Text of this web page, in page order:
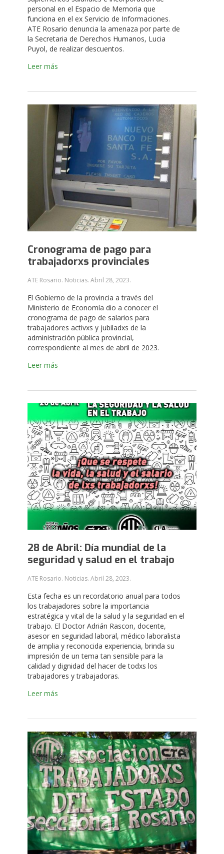
personal en el Espacio de Memoria que
funciona en el ex Servicio de Informaciones.
ATE Rosario denuncia la amenaza por parte de
la Secretaria de Derechos Humanos, Lucia
Puyol, de realizar descuentos.
Leer más
Cronograma de pago para
trabajadorxs provinciales
ATE Rosario. Noticias. Abril 28, 2023.
El Gobierno de la provincia a través del
Ministerio de Economía dio a conocer el
cronograma de pago de salarios para
trabajadores activxs y jubiladxs de la
administración pública provincial,
correspondiente al mes de abril de 2023.
Leer más
28 de Abril: Día mundial de la
seguridad y salud en el trabajo
ATE Rosario. Noticias. Abril 28, 2023.
Esta fecha es un recordatorio anual para todos
los trabajadores sobre la importancia
estratégica y vital de la salud y la seguridad en el
trabajo. El Doctor Adrián Rascon, docente,
asesor en seguridad laboral, médico laboralista
de amplia y reconocida experiencia, brinda su
impresión de un tema tan sensible para la
calidad y dignidad del hacer de todxs los
trabajadores y trabajadoras.
Leer más